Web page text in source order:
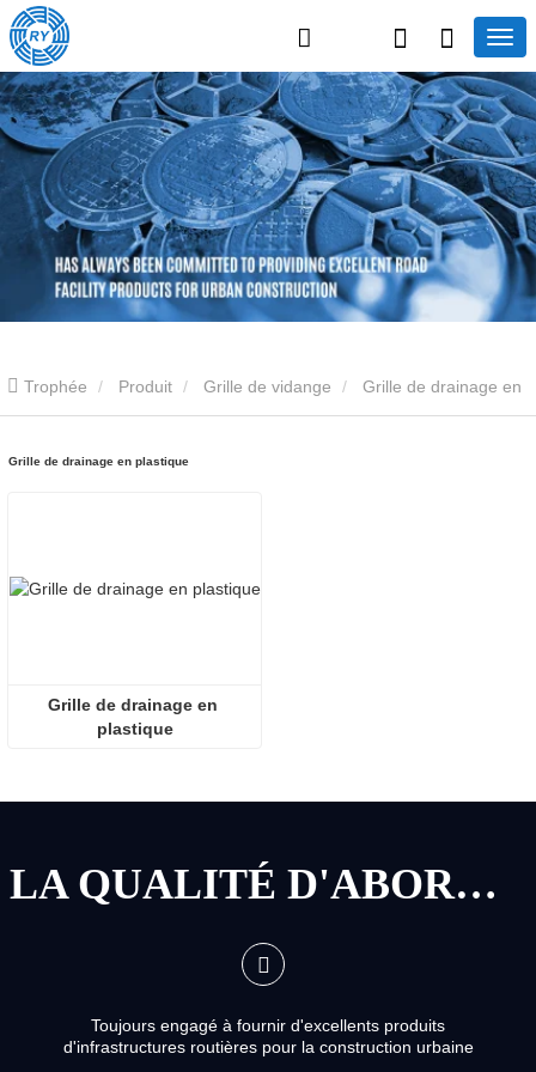
Trophée Produit Grille de vidange
Grille de drainage en plastique
Grille de drainage en
plastique
LA QUALITÉ D'ABORD, LE SERVICE D'ABORD
Toujours engagé à fournir d'excellents produits
d'infrastructures routières pour la construction urbaine